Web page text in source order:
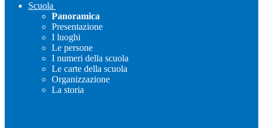
Scuola
Panoramica
Presentazione
I luoghi
Le persone
I numeri della scuola
Le carte della scuola
Organizzazione
La storia